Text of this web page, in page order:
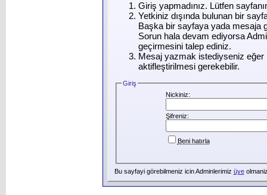
Giriş yapmadınız. Lütfen
Yetkiniz dışında bulunan bir
Başka bir sayfaya yada mesaja
Sorun hala devam ediyorsa
geçirmesini talep ediniz.
Mesaj yazmak istediyseniz eğer
aktifleştirilmesi gerekebilir.
Giriş
Nickiniz:
Şifreniz:
Beni hatırla
Bu sayfayi görebilmeniz icin Adminlerimiz üye